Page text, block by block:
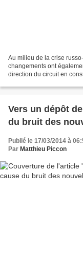
Au milieu de la crise
changements ont
direction du circuit en
Vers un dépôt
du bruit des
Publié le 17/03/2014 à
Par Matthieu Piccon